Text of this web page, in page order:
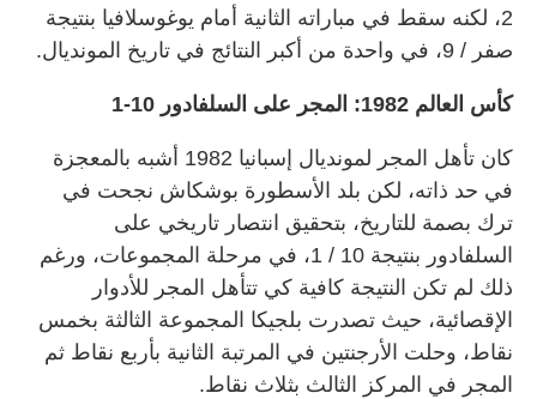
2، لكنه سقط في مباراته الثانية أمام يوغوسلافيا بنتيجة
صفر / 9، في واحدة من أكبر النتائج في تاريخ المونديال.
كأس العالم 1982: المجر على السلفادور 10-1
كان تأهل المجر لمونديال إسبانيا 1982 أشبه بالمعجزة
في حد ذاته، لكن بلد الأسطورة بوشكاش نجحت في
ترك بصمة للتاريخ، بتحقيق انتصار تاريخي على
السلفادور بنتيجة 10 / 1، في مرحلة المجموعات، ورغم
ذلك لم تكن النتيجة كافية كي تتأهل المجر للأدوار
الإقصائية، حيث تصدرت بلجيكا المجموعة الثالثة بخمس
نقاط، وحلت الأرجنتين في المرتبة الثانية بأربع نقاط ثم
المجر في المركز الثالث بثلاث نقاط.